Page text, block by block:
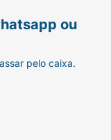
ou
pelo caixa.